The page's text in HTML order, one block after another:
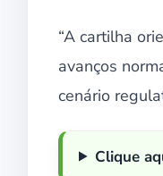
“A cartilha
avanços
cenário
Clique